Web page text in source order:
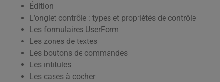
Édition
L’onglet contrôle : types et propriétés de contrôle
Les formulaires UserForm
Les zones de textes
Les boutons de commandes
Les intitulés
Les cases à cocher